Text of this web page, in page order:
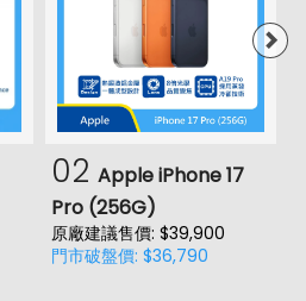
02 Apple iPhone 17
Pro (256G)
原廠建議售價: $39,900
門市破盤價: $36,790